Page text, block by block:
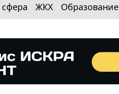
ЖКХ Образование